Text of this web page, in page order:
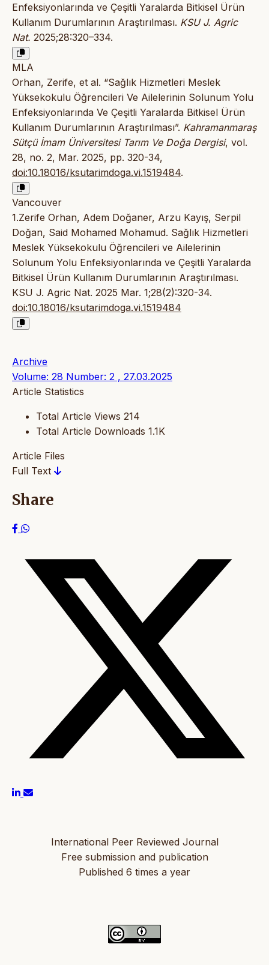
Enfeksiyonlarında ve Çeşitli Yaralarda Bitkisel Ürün
Kullanım Durumlarının Araştırılması. KSU J. Agric
Nat. 2025;28:320–334.
MLA
Orhan, Zerife, et al. “Sağlık Hizmetleri Meslek
Yüksekokulu Öğrencileri Ve Ailelerinin Solunum Yolu
Enfeksiyonlarında Ve Çeşitli Yaralarda Bitkisel Ürün
Kullanım Durumlarının Araştırılması”. Kahramanmaraş
Sütçü İmam Üniversitesi Tarım Ve Doğa Dergisi, vol.
28, no. 2, Mar. 2025, pp. 320-34,
doi:10.18016/ksutarimdoga.vi.1519484.
Vancouver
1.Zerife Orhan, Adem Doğaner, Arzu Kayış, Serpil
Doğan, Said Mohamed Mohamud. Sağlık Hizmetleri
Meslek Yüksekokulu Öğrencileri ve Ailelerinin
Solunum Yolu Enfeksiyonlarında ve Çeşitli Yaralarda
Bitkisel Ürün Kullanım Durumlarının Araştırılması.
KSU J. Agric Nat. 2025 Mar. 1;28(2):320-34.
doi:10.18016/ksutarimdoga.vi.1519484
Archive
Volume: 28 Number: 2 , 27.03.2025
Article Statistics
Total Article Views 214
Total Article Downloads 1.1K
Article Files
Full Text
Share
International Peer Reviewed Journal
Free submission and publication
Published 6 times a year